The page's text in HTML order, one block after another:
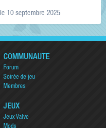
le 10 septembre 2025
COMMUNAUTÉ
Forum
Soirée de jeu
Membres
JEUX
Jeux Valve